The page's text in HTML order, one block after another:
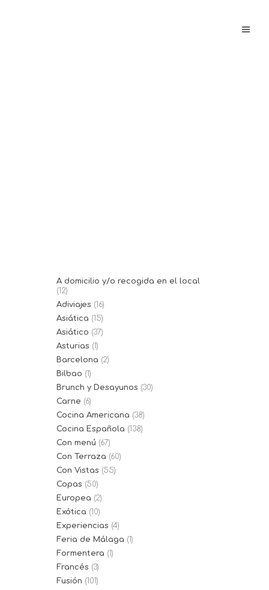
A domicilio y/o recogida en el local
(12)
Adiviajes (16)
Asiática (15)
Asiático (37)
Asturias (1)
Barcelona (2)
Bilbao (1)
Brunch y Desayunos (30)
Carne (6)
Cocina Americana (38)
Cocina Española (138)
Con menú (67)
Con Terraza (60)
Con Vistas (55)
Copas (50)
Europea (2)
Exótica (10)
Experiencias (4)
Feria de Málaga (1)
Formentera (1)
Francés (3)
Fusión (101)